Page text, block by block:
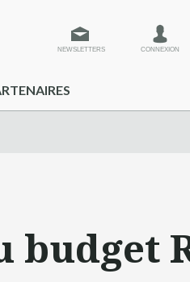
NEWSLETTERS CONNEXION
budget